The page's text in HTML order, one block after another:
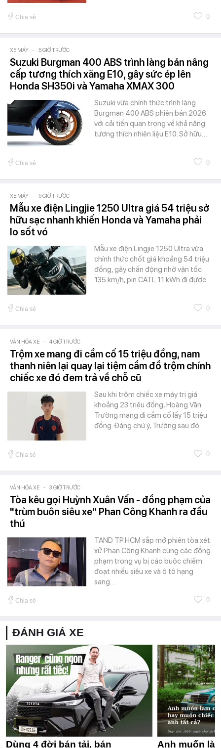
Chia sẻ 0
XE MÁY - 5 GIỜ TRƯỚC
Suzuki Burgman 400 ABS trình làng bản nâng
cấp tương thích xăng E10, gây sức ép lên
Honda SH350i và Yamaha XMAX 300
Suzuki vừa chính thức trình làng
Burgman 400 ABS phiên bản 2026
với cải tiến quan trọng về khả năng
tương thích nhiên liệu E10. Sở hữu…
Chia sẻ 0
XE MÁY - 5 GIỜ TRƯỚC
Mẫu xe điện Lingjie 1250 Ultra giá 54 triệu sở
hữu sạc nhanh khiến Honda và Yamaha phải
lo sốt vó
Mẫu xe điện Lingjie 1250 Ultra vừa
chính thức chốt giá khoảng 54 triệu
đồng, gây chấn động nhờ vận tốc
135 km/h, pin CATL 11 kWh đi được…
Chia sẻ 0
VĂN HÓA XE - 4 GIỜ TRƯỚC
Trộm xe mang đi cầm cố 15 triệu đồng, nam
thanh niên lại quay lại tiệm cầm đồ trộm chính
chiếc xe đó đem trả về chỗ cũ
Sau khi trộm chiếc xe máy trị giá
khoảng 23 triệu đồng, Hoàng Văn
Trường mang đi cầm cố lấy 15 triệu
đồng. Đáng chú ý, Trường sau đó…
Chia sẻ 0
VĂN HÓA XE - 3 GIỜ TRƯỚC
Tòa kêu gọi Huỳnh Xuân Vấn - đồng phạm của
"trùm buôn siêu xe" Phan Công Khanh ra đầu
thú
TAND TP.HCM sắp mở phiên tòa xét
xử Phan Công Khanh cùng các đồng
phạm trong vụ bị cáo buộc chiếm
đoạt nhiều siêu xe và ô tô hạng
sang…
Chia sẻ 0
ĐÁNH GIÁ XE
Dùng 4 đời bán tải, bán
Anh muốn